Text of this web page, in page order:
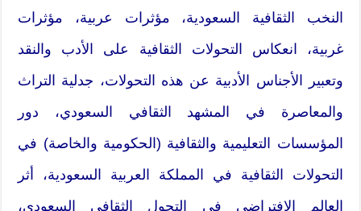
النخب الثقافية السعودية، مؤثرات عربية، مؤثرات
غربية، انعكاس التحولات الثقافية على الأدب والنقد
وتعبير الأجناس الأدبية عن هذه التحولات، جدلية التراث
والمعاصرة في المشهد الثقافي السعودي، دور
المؤسسات التعليمية والثقافية (الحكومية والخاصة) في
التحولات الثقافية في المملكة العربية السعودية، أثر
العالم الافتراضي في التحول الثقافي السعودي،